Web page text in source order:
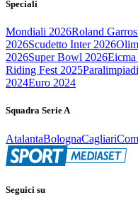
Speciali
Mondiali 2026Roland
2026Scudetto Inter 2026
2026Super Bowl 2026
Riding Fest 2025
2024Euro 2024
Squadra Serie A
AtalantaBolognaCagliari
Seguici su